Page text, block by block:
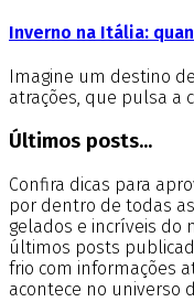
Inverno na Itália:
Imagine um destino
atrações, que pulsa a
Últimos posts...
Confira dicas para
por dentro de todas
gelados e incríveis do
últimos posts
frio com informações
acontece no universo